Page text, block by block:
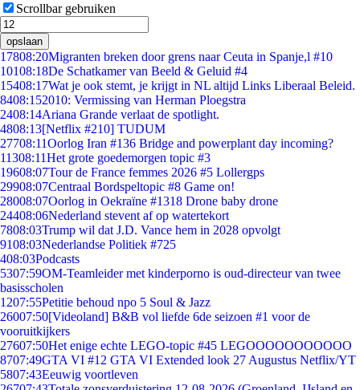
Scrollbar gebruiken
opslaan
17808:20Migranten breken door grens naar Ceuta in Spanje,l #10
10108:18De Schatkamer van Beeld & Geluid #4
15408:17Wat je ook stemt, je krijgt in NL altijd Links Liberaal Beleid.
8408:152010: Vermissing van Herman Ploegstra
2408:14Ariana Grande verlaat de spotlight.
4808:13[Netflix #210] TUDUM
27708:11Oorlog Iran #136 Bridge and powerplant day incoming?
11308:11Het grote goedemorgen topic #3
19608:07Tour de France femmes 2026 #5 Lollergps
29908:07Centraal Bordspeltopic #8 Game on!
28008:07Oorlog in Oekraïne #1318 Drone baby drone
24408:06Nederland stevent af op watertekort
7808:03Trump wil dat J.D. Vance hem in 2028 opvolgt
9108:03Nederlandse Politiek #725
408:03Podcasts
5307:59OM-Teamleider met kinderporno is oud-directeur van twee
basisscholen
1207:55Petitie behoud npo 5 Soul & Jazz
26007:50[Videoland] B&B vol liefde 6de seizoen #1 voor de
vooruitkijkers
27607:50Het enige echte LEGO-topic #45 LEGOOOOOOOOOOO
8707:49GTA VI #12 GTA VI Extended look 27 Augustus Netflix/YT
5807:43Eeuwig voortleven